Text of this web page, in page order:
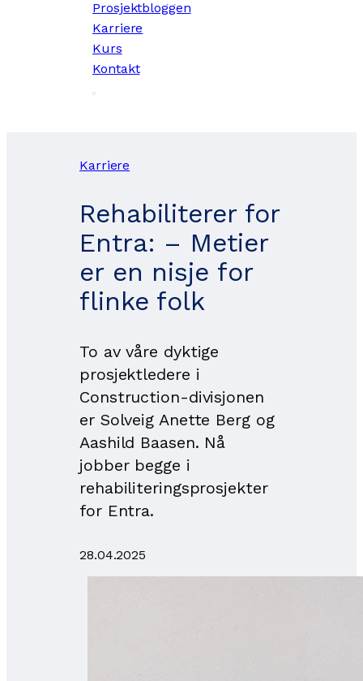
Prosjektbloggen
Karriere
Kurs
Kontakt
Karriere
Rehabiliterer for
Entra: – Metier
er en nisje for
flinke folk
To av våre dyktige
prosjektledere i
Construction-divisjonen
er Solveig Anette Berg og
Aashild Baasen. Nå
jobber begge i
rehabiliteringsprosjekter
for Entra.
28.04.2025